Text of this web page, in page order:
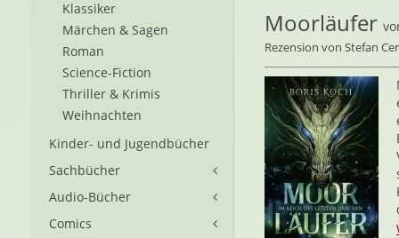
Moorläufer
Rezension von Stefan
Klassiker
Märchen & Sagen
Roman
Science-Fiction
Thriller & Krimis
Weihnachten
Kinder- und Jugendbücher
Sachbücher
Audio-Bücher
Comics